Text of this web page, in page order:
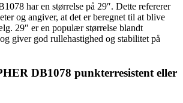
har en størrelse på 29″. Dette refererer
og angiver, at det er beregnet til at blive
29″ er en populær størrelse blandt
giver god rullehastighed og stabilitet på
DB1078 punkterresistent eller